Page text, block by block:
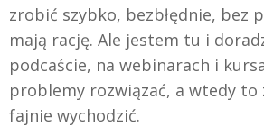
zrobić szybko, bezbłędnie, bez
mają rację. Ale jestem tu i
podcaście, na webinarach i
problemy rozwiązać, a wtedy to
fajnie wychodzić.